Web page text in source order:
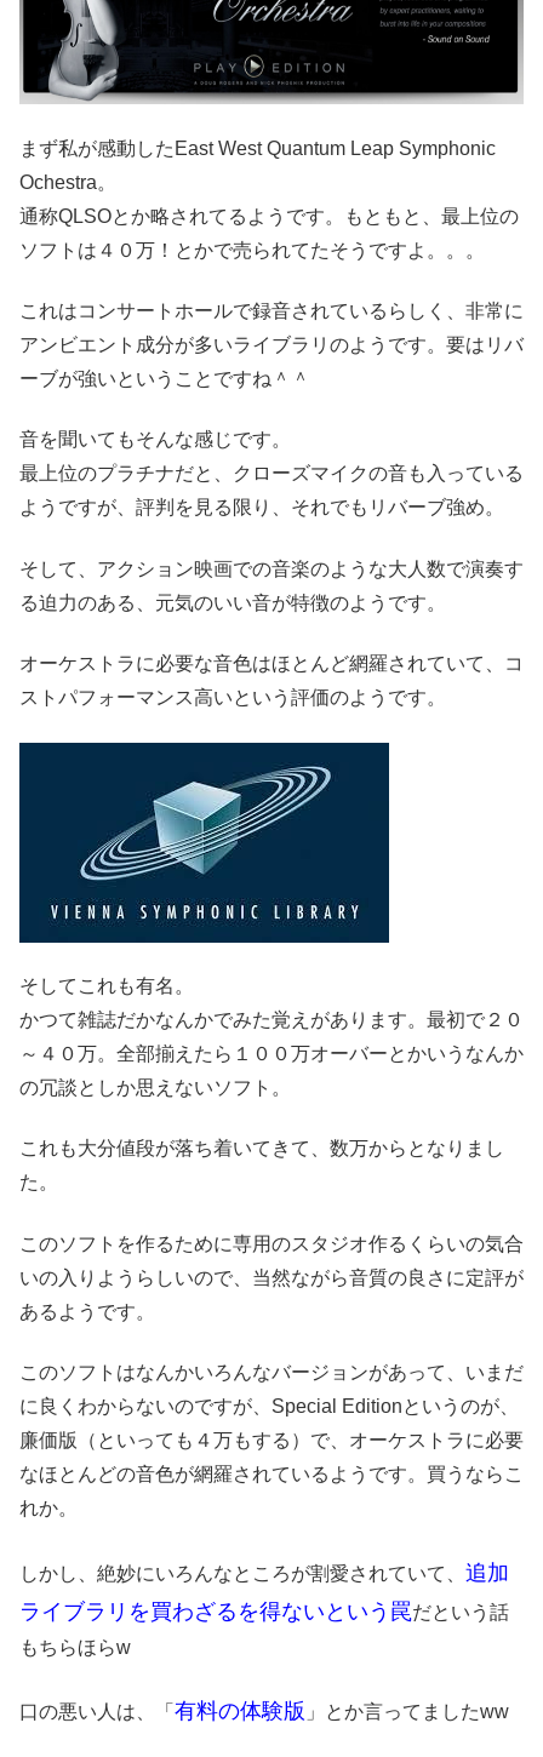
まず私が感動したEast West Quantum Leap Symphonic
Ochestra。
通称QLSOとか略されてるようです。もともと、最上位の
ソフトは４０万！とかで売られてたそうですよ。。。
これはコンサートホールで録音されているらしく、非常に
アンビエント成分が多いライブラリのようです。要はリバ
ーブが強いということですね＾＾
音を聞いてもそんな感じです。
最上位のプラチナだと、クローズマイクの音も入っている
ようですが、評判を見る限り、それでもリバーブ強め。
そして、アクション映画での音楽のような大人数で演奏す
る迫力のある、元気のいい音が特徴のようです。
オーケストラに必要な音色はほとんど網羅されていて、コ
ストパフォーマンス高いという評価のようです。
そしてこれも有名。
かつて雑誌だかなんかでみた覚えがあります。最初で２０
～４０万。全部揃えたら１００万オーバーとかいうなんか
の冗談としか思えないソフト。
これも大分値段が落ち着いてきて、数万からとなりまし
た。
このソフトを作るために専用のスタジオ作るくらいの気合
いの入りようらしいので、当然ながら音質の良さに定評が
あるようです。
このソフトはなんかいろんなバージョンがあって、いまだ
に良くわからないのですが、Special Editionというのが、
廉価版（といっても４万もする）で、オーケストラに必要
なほとんどの音色が網羅されているようです。買うならこ
れか。
しかし、絶妙にいろんなところが割愛されていて、 追加
ライブラリを買わざるを得ないという罠だという話
もちらほらw
口の悪い人は、「 有料の体験版 」とか言ってましたww